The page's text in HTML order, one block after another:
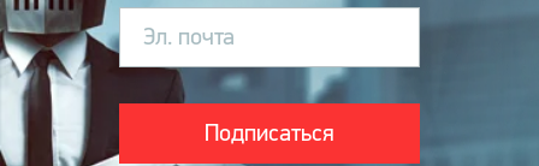
Эл. почта
Подписаться